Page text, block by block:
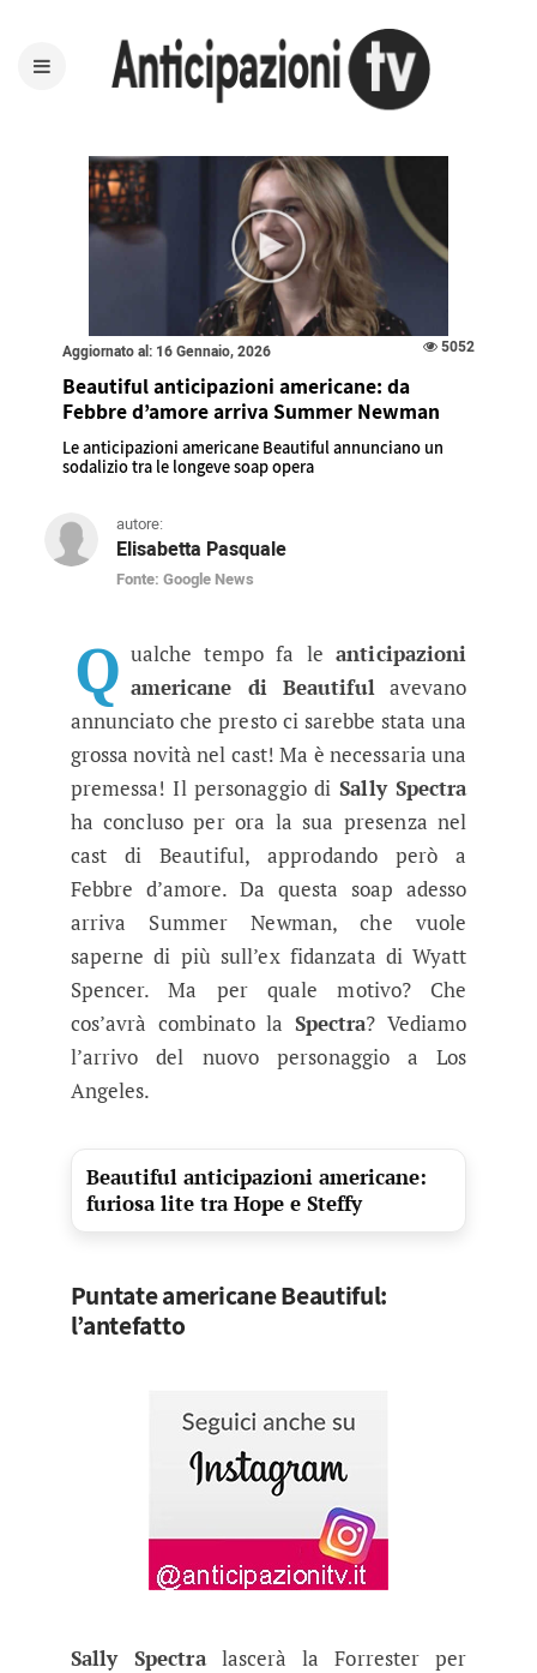
Aggiornato al: 16 Gennaio, 2026 5052
Beautiful anticipazioni americane: da
Febbre d’amore arriva Summer Newman
Le anticipazioni americane Beautiful annunciano un
sodalizio tra le longeve soap opera
autore:
Elisabetta Pasquale
Fonte: Google News
Beautiful anticipazioni
Q ualche tempo fa leanticipazioni
americane di Beautifulavevano
annunciato che presto ci sarebbe stata una
grossa novità nel cast! Ma è necessaria una
premessa! Il personaggio di Sally Spectra
ha concluso per ora la sua presenza nel
cast di Beautiful, approdando però a
Febbre d’amore. Da questa soap adesso
arriva Summer Newman, che vuole
saperne di più sull’ex fidanzata di Wyatt
Spencer. Ma per quale motivo? Che
cos’avrà combinato la Spectra? Vediamo
l’arrivo del nuovo personaggio a Los
Angeles.
Beautiful anticipazioni americane:
furiosa lite tra Hope e Steffy
Puntate americane Beautiful:
l’antefatto
Sally Spectralascerà la Forrester per